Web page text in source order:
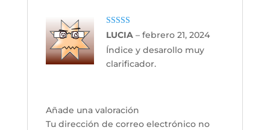
Valorado con
5de 5
LUCIA – febrero 21, 2024
Índice y desarollo muy
clarificador.
Añade una valoración
Tu dirección de correo electrónico no